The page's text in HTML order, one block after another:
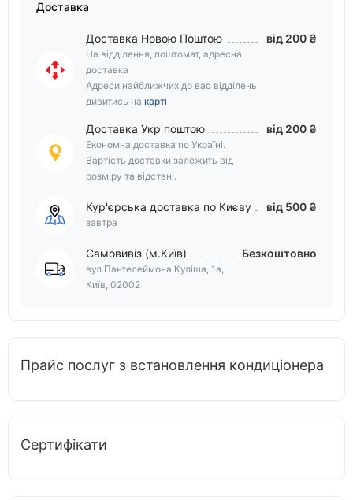
Доставка
Доставка Новою Поштою
На відділення, поштомат, адресна
доставка
Адреси найближчих до вас відділень
дивитись на карті
від 200 ₴
Доставка Укр поштою
Економна доставка по Україні.
Вартість доставки залежить від
розміру та відстані.
від 200 ₴
Кур'єрська доставка по Києву
завтра
від 500 ₴
Самовивіз (м.Київ)
вул Пантелеймона Куліша, 1а,
Київ, 02002
Безкоштовно
Прайс послуг з встановлення кондиціонера
Сертифікати